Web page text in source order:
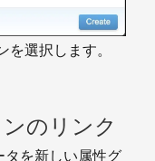
選択します。
のリンク
を新しい属性グ